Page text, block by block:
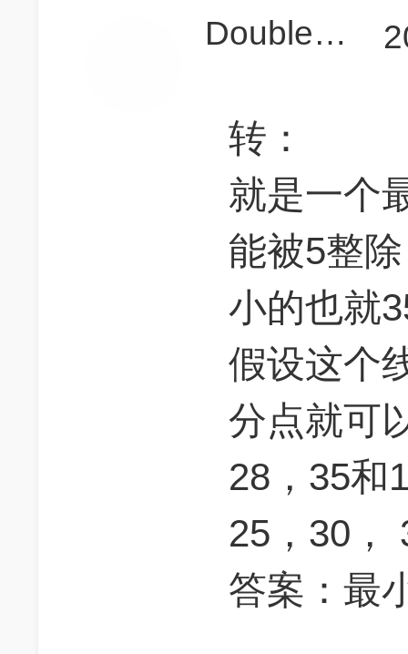
Double_Yao
转：
就是一个
能被5整
小的也就
假设这个
分点就可
28，35和
25，30，
答案：最